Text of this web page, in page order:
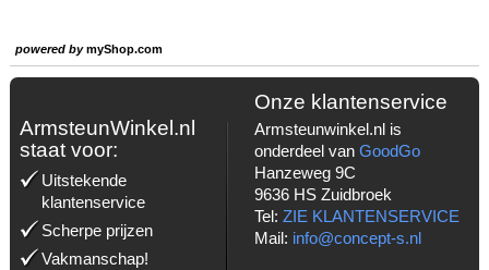
powered bymyShop.com
ArmsteunWinkel.nl
staat voor:
Uitstekende
klantenservice
Scherpe prijzen
Vakmanschap!
Onze klantenservice
Armsteunwinkel.nl is
onderdeel van GoodGo
Hanzeweg 9C
9636 HS Zuidbroek
Tel: ZIE KLANTENSERVICE
Mail: info@concept-s.nl